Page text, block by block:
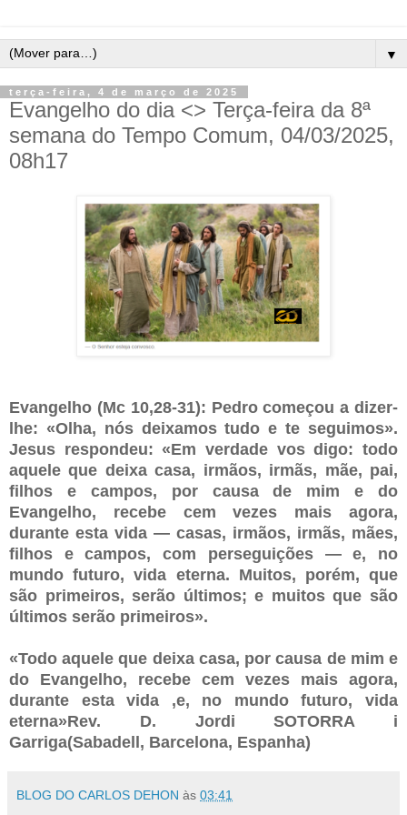
▼
terça-feira, 4 de março de 2025
Evangelho do dia <> Terça-feira da 8ª
semana do Tempo Comum, 04/03/2025,
08h17
Evangelho (Mc 10,28-31): Pedro começou a dizer-
lhe: «Olha, nós deixamos tudo e te seguimos».
Jesus respondeu: «Em verdade vos digo: todo
aquele que deixa casa, irmãos, irmãs, mãe, pai,
filhos e campos, por causa de mim e do
Evangelho, recebe cem vezes mais agora,
durante esta vida — casas, irmãos, irmãs, mães,
filhos e campos, com perseguições — e, no
mundo futuro, vida eterna. Muitos, porém, que
são primeiros, serão últimos; e muitos que são
últimos serão primeiros».
«Todo aquele que deixa casa, por causa de mim e
do Evangelho, recebe cem vezes mais agora,
durante esta vida ,e, no mundo futuro, vida
eterna»Rev. D. Jordi SOTORRA i
Garriga(Sabadell, Barcelona, Espanha)
BLOG DO CARLOS DEHON às 03:41